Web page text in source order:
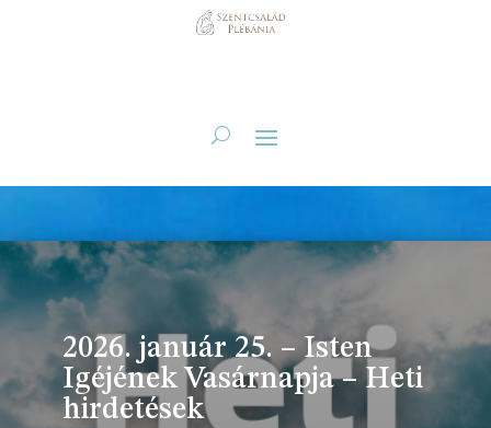
2026. január 25. – Isten
Igéjének Vasárnapja – Heti
hirdetések